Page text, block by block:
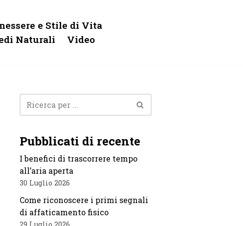
e Stile di Vita
Naturali Video
Pubblicati di recente
I benefici di trascorrere tempo
all’aria aperta
30 Luglio 2026
Come riconoscere i primi segnali
di affaticamento fisico
29 Luglio 2026